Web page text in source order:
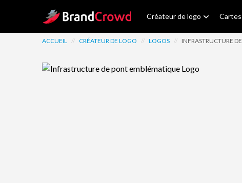
Site Logo Créateur de logo
ACCUEIL // CRÉATEUR DE LOGO // LOGOS // INFRASTRUCTURE